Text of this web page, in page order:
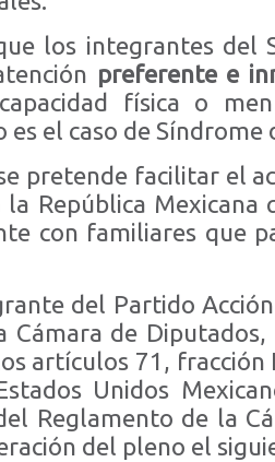
los integrantes del
preferente e
física o
es el caso de Síndrome
pretende facilitar el
República Mexicana
con familiares que
del Partido
Cámara de
artículos 71, fracción
Unidos
Reglamento de la
del pleno el